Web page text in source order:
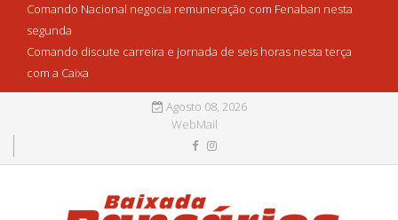
Comando Nacional negocia remuneração com Fenaban nesta
segunda
Comando discute carreira e jornada de seis horas nesta terça
com a Caixa
Agosto 08, 2026
WebMail